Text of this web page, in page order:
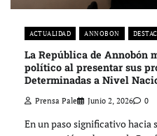
ACTUALIDAD ANNOBON
La República de Annobón
político al presentar sus
Determinadas a Nivel
Prensa Pale Junio 2, 2026 0
En un paso significativo